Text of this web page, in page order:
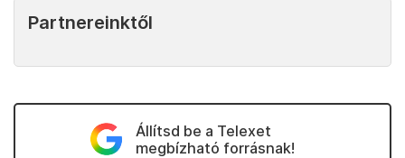
Partnereinktől
Állítsd be a Telexet
megbízható forrásnak!